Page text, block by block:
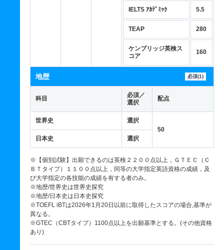
IELTS ｱｶﾃﾞﾐｯｸ 5.5
TEAP 280
ケンブリッジ英検ス
コア
160
地歴 必須(1)
科目
必須／
選択
配点
世界史
選択
50
日本史
選択
※【個別試験】出願できるのは英検２２００点以上，ＧＴＥＣ（Ｃ
ＢＴタイプ）１１００点以上，同等の大学指定英語資格の成績，及
び大学指定の各技能の成績を有する者のみ。
※地歴/世界史は世界史探究
※地歴/日本史は日本史探究
※TOEFL iBTは2026年1月20日以前に取得したスコアの場合,基準が
異なる。
※GTEC（CBTタイプ）1100点以上を出願基準とする。(その他資格
あり)